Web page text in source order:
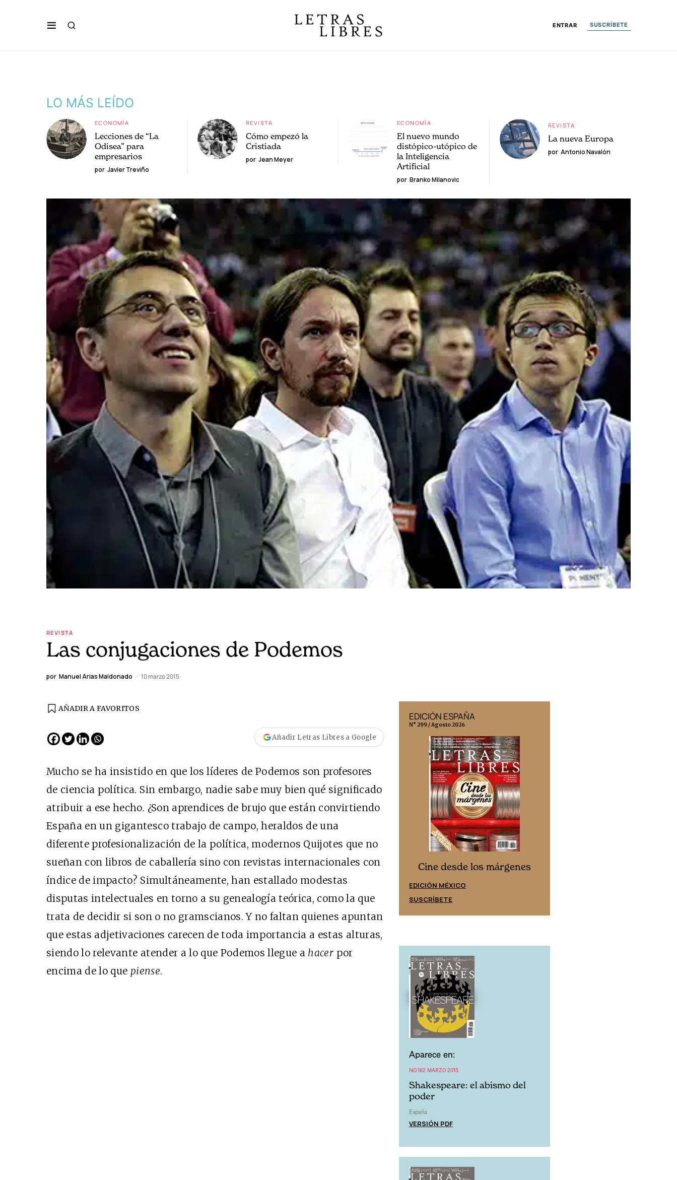
ENTRAR SUSCRÍBETE
LO MÁS LEÍDO
ECONOMÍA
Lecciones de “La
Odisea” para
empresarios
por Javier Treviño
REVISTA
Cómo empezó la
Cristiada
por Jean Meyer
ECONOMÍA
El nuevo mundo
distópico-utópico de
la Inteligencia
Artificial
por Branko Milanovic
REVISTA
La nueva Europa
por Antonio Navalón
REVISTA
Las conjugaciones de Podemos
por Manuel Arias Maldonado 10 marzo 2015
AÑADIR A FAVORITOS
Añadir Letras Libres a Google
Mucho se ha insistido en que los líderes de Podemos son profesores
de ciencia política. Sin embargo, nadie sabe muy bien qué significado
atribuir a ese hecho. ¿Son aprendices de brujo que están convirtiendo
España en un gigantesco trabajo de campo, heraldos de una
diferente profesionalización de la política, modernos Quijotes que no
sueñan con libros de caballería sino con revistas internacionales con
índice de impacto? Simultáneamente, han estallado modestas
disputas intelectuales en torno a su genealogía teórica, como la que
trata de decidir si son o no gramscianos. Y no faltan quienes apuntan
que estas adjetivaciones carecen de toda importancia a estas alturas,
siendo lo relevante atender a lo que Podemos llegue a hacer por
encima de lo que piense.
Cine desde los márgenes
EDICIÓN MÉXICO
SUSCRÍBETE
Cine desde los márgenes
EDICIÓN ESPAÑA
SUSCRÍBETE
EDICIÓN ESPAÑA
N° 299 / Agosto 2026
Cine desde los márgenes
EDICIÓN MÉXICO
SUSCRÍBETE
Aparece en:
NO.162 MARZO 2015
Shakespeare: el abismo del
poder
España
VERSIÓN PDF